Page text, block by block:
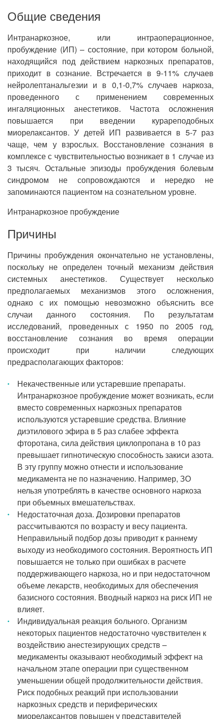
Общие сведения
Интранаркозное, или интраоперационное,
пробуждение (ИП) – состояние, при котором больной,
находящийся под действием наркозных препаратов,
приходит в сознание. Встречается в 9-11% случаев
нейролептанальгезии и в 0,1-0,7% случаев наркоза,
проведенного с применением современных
ингаляционных анестетиков. Частота осложнения
повышается при введении курареподобных
миорелаксантов. У детей ИП развивается в 5-7 раз
чаще, чем у взрослых. Восстановление сознания в
комплексе с чувствительностью возникает в 1 случае из
3 тысяч. Остальные эпизоды пробуждения болевым
синдромом не сопровождаются и нередко не
запоминаются пациентом на сознательном уровне.
Интранаркозное пробуждение
Причины
Причины пробуждения окончательно не установлены,
поскольку не определен точный механизм действия
системных анестетиков. Существует несколько
предполагаемых механизмов этого осложнения,
однако с их помощью невозможно объяснить все
случаи данного состояния. По результатам
исследований, проведенных с 1950 по 2005 год,
восстановление сознания во время операции
происходит при наличии следующих
предрасполагающих факторов:
Некачественные или устаревшие препараты.
Интранаркозное пробуждение может возникать, если
вместо современных наркозных препаратов
используются устаревшие средства. Влияние
диэтилового эфира в 5 раз слабее эффекта
фторотана, сила действия циклопропана в 10 раз
превышает гипнотическую способность закиси азота.
В эту группу можно отнести и использование
медикамента не по назначению. Например, ЗО
нельзя употреблять в качестве основного наркоза
при объемных вмешательствах.
Недостаточная доза. Дозировки препаратов
рассчитываются по возрасту и весу пациента.
Неправильный подбор дозы приводит к раннему
выходу из необходимого состояния. Вероятность ИП
повышается не только при ошибках в расчете
поддерживающего наркоза, но и при недостаточном
объеме лекарств, необходимых для обеспечения
базисного состояния. Вводный наркоз на риск ИП не
влияет.
Индивидуальная реакция больного. Организм
некоторых пациентов недостаточно чувствителен к
воздействию анестезирующих средств –
медикаменты оказывают необходимый эффект на
начальном этапе операции при существенном
уменьшении общей продолжительности действия.
Риск подобных реакций при использовании
наркозных средств и периферических
миорелаксантов повышен у представителей